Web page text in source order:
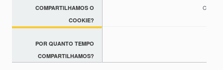
COMPARTILHAMOS O
COOKIE?
POR QUANTO TEMPO
COMPARTILHAMOS?
Com o